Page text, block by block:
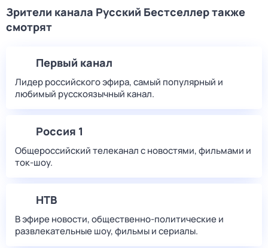
Зрители канала Русский Бестселлер также
смотрят
Первый канал
Лидер российского эфира, самый популярный и
любимый русскоязычный канал.
Россия 1
Общероссийский телеканал с новостями, фильмами и
ток-шоу.
НТВ
В эфире новости, общественно-политические и
развлекательные шоу, фильмы и сериалы.